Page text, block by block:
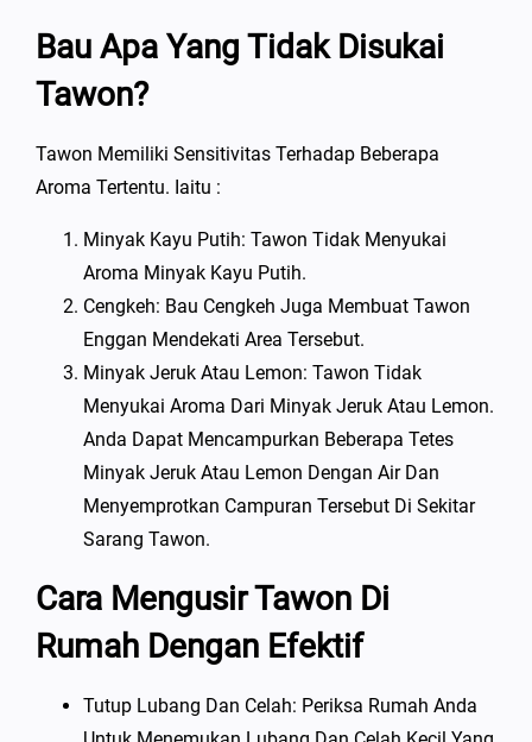
Bau Apa Yang Tidak Disukai
Tawon?
Tawon Memiliki Sensitivitas Terhadap Beberapa
Aroma Tertentu. Iaitu :
Minyak Kayu Putih: Tawon Tidak Menyukai
Aroma Minyak Kayu Putih.
Cengkeh: Bau Cengkeh Juga Membuat Tawon
Enggan Mendekati Area Tersebut.
Minyak Jeruk Atau Lemon: Tawon Tidak
Menyukai Aroma Dari Minyak Jeruk Atau Lemon.
Anda Dapat Mencampurkan Beberapa Tetes
Minyak Jeruk Atau Lemon Dengan Air Dan
Menyemprotkan Campuran Tersebut Di Sekitar
Sarang Tawon.
Cara Mengusir Tawon Di
Rumah Dengan Efektif
Tutup Lubang Dan Celah: Periksa Rumah Anda